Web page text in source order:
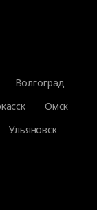
Волгоград
Омск
Ульяновск